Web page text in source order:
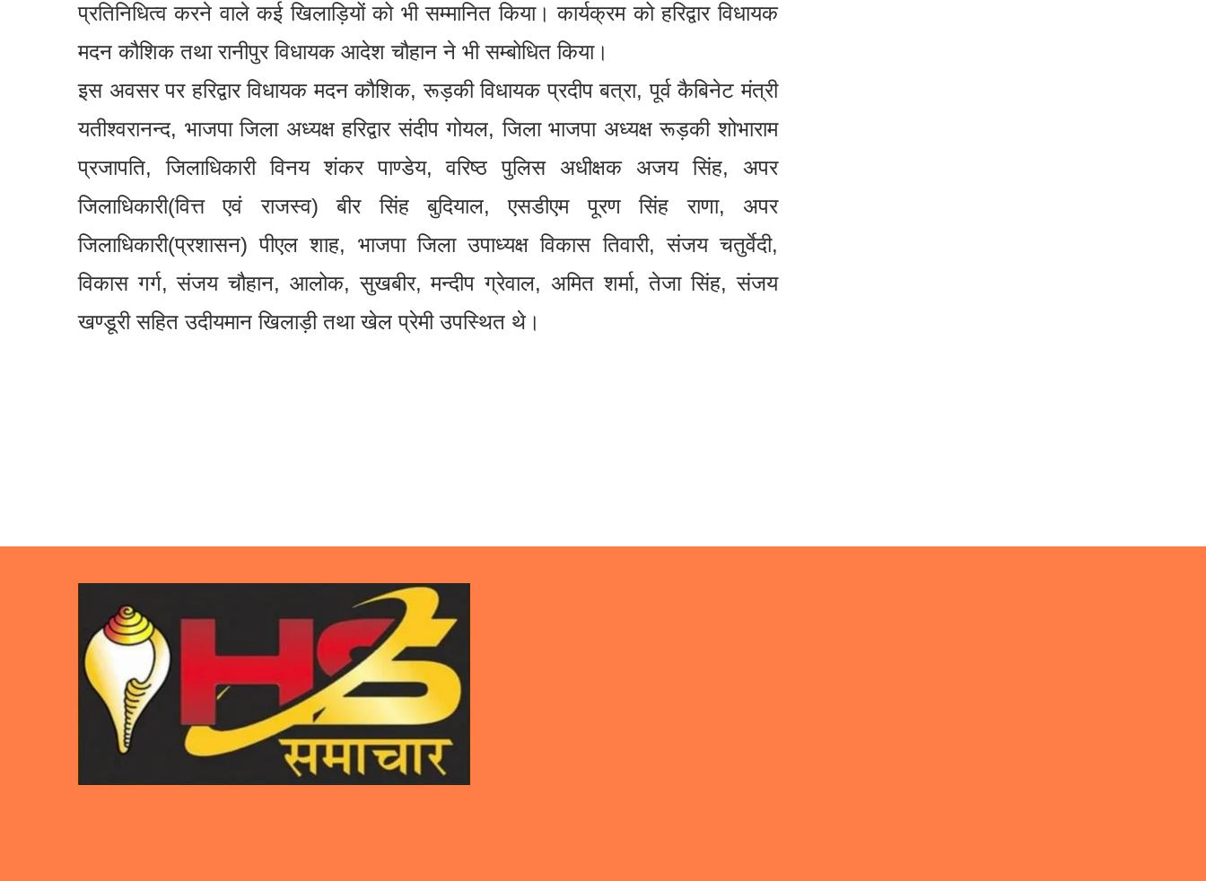
प्रतिनिधित्व करने वाले कई खिलाड़ियों को भी सम्मानित किया। कार्यक्रम को हरिद्वार विधायक
मदन कौशिक तथा रानीपुर विधायक आदेश चौहान ने भी सम्बोधित किया।
इस अवसर पर हरिद्वार विधायक मदन कौशिक, रूड़की विधायक प्रदीप बत्रा, पूर्व कैबिनेट मंत्री
यतीश्वरानन्द, भाजपा जिला अध्यक्ष हरिद्वार संदीप गोयल, जिला भाजपा अध्यक्ष रूड़की शोभाराम
प्रजापति, जिलाधिकारी विनय शंकर पाण्डेय, वरिष्ठ पुलिस अधीक्षक अजय सिंह, अपर
जिलाधिकारी(वित्त एवं राजस्व) बीर सिंह बुदियाल, एसडीएम पूरण सिंह राणा, अपर
जिलाधिकारी(प्रशासन) पीएल शाह, भाजपा जिला उपाध्यक्ष विकास तिवारी, संजय चतुर्वेदी,
विकास गर्ग, संजय चौहान, आलोक, सुखबीर, मन्दीप ग्रेवाल, अमित शर्मा, तेजा सिंह, संजय
खण्डूरी सहित उदीयमान खिलाड़ी तथा खेल प्रेमी उपस्थित थे।